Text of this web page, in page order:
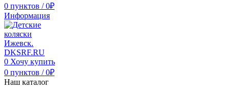
0 пунктов / 0₽
Информация
0 Хочу купить
0 пунктов / 0₽
Наш каталог